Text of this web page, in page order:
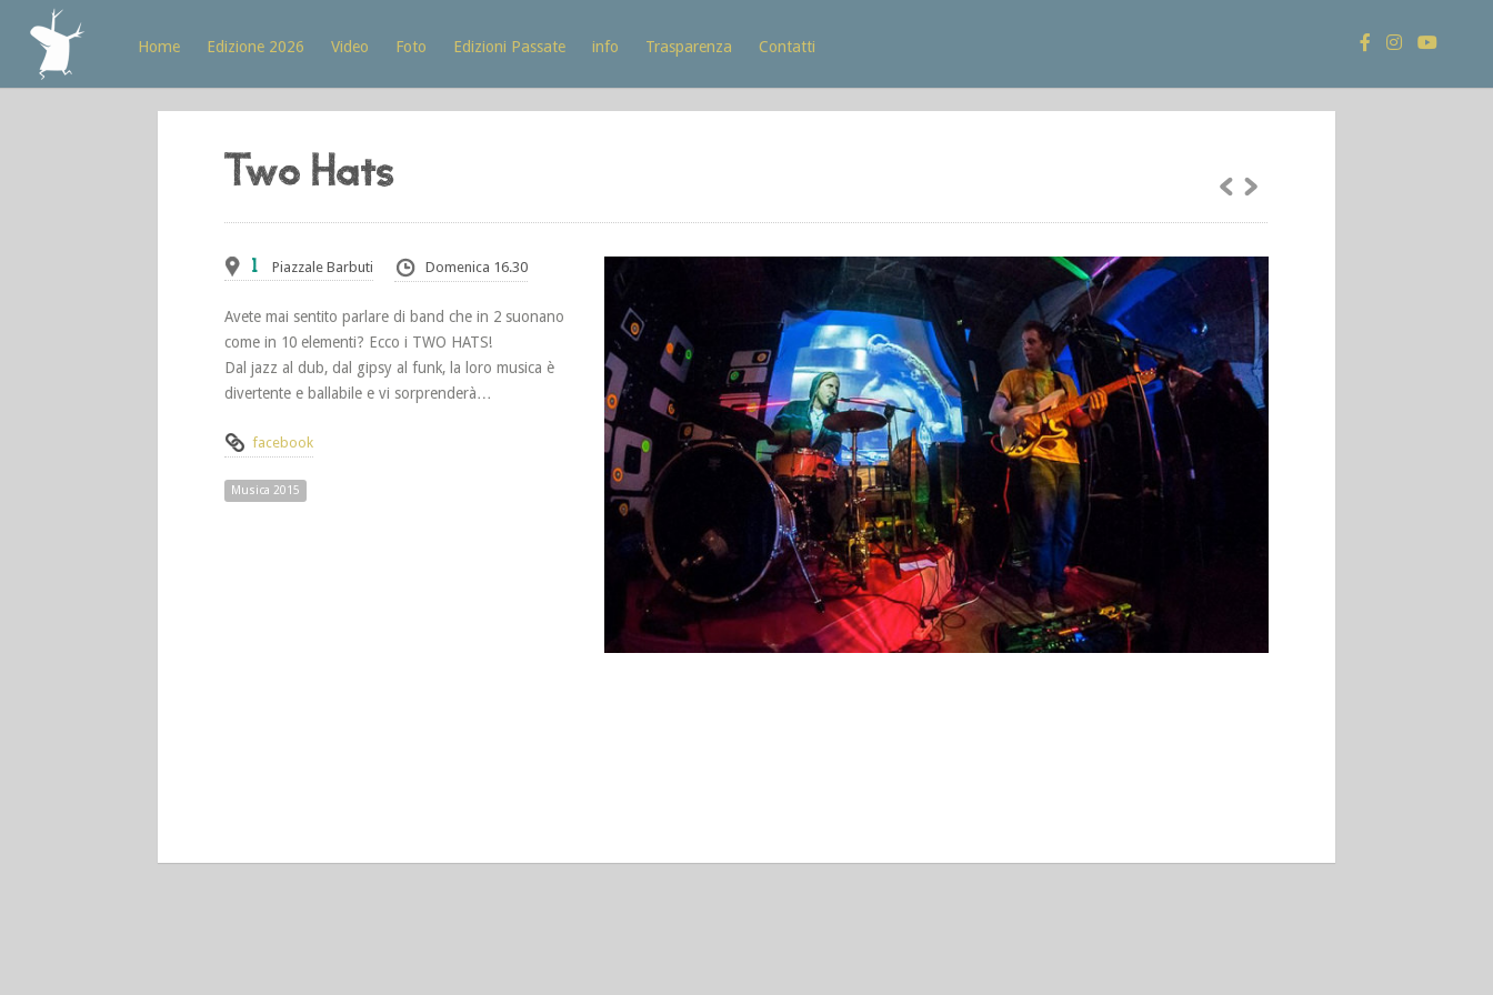
Home Edizione 2026 Video Foto Edizioni Passate info Trasparenza Contatti
Two Hats
1 Piazzale Barbuti Domenica 16.30
Avete mai sentito parlare di band che in 2 suonano
come in 10 elementi? Ecco i TWO HATS!
Dal jazz al dub, dal gipsy al funk, la loro musica è
divertente e ballabile e vi sorprenderà…
facebook
Musica 2015